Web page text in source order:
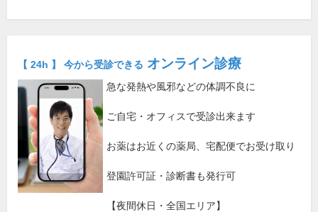
【 24h 】 今から受診できる オンライン診療
急な発熱や風邪などの体調不良に
ご自宅・オフィスで受診出来ます
お薬はお近くの薬局、宅配便でお受け取り
登園許可証・診断書も発行可
【夜間休日・全国エリア】